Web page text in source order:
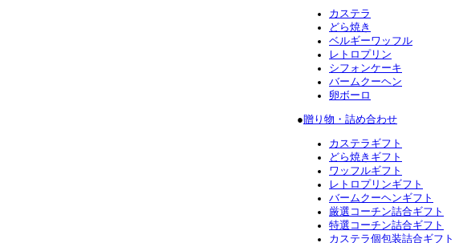
カステラ
どら焼き
ベルギーワッフル
レトロプリン
シフォンケーキ
バームクーヘン
卵ボーロ
●贈り物・詰め合わせ
カステラギフト
どら焼きギフト
ワッフルギフト
レトロプリンギフト
バームクーヘンギフト
厳選コーチン詰合ギフト
特選コーチン詰合ギフト
カステラ個包装詰合ギフト